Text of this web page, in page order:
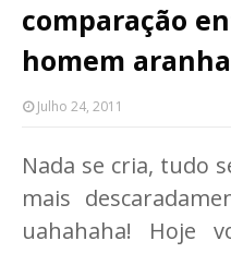
comparação
homem
Julho 24, 2011
Nada se cria, tudo
mais
uahahaha! Hoje